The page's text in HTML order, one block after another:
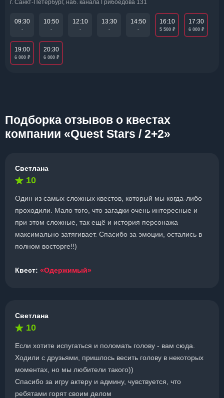
г. Санкт-Петербург, наб. канала Грибоедова 131
09:30
-
10:50
-
12:10
-
13:30
-
14:50
-
16:10
5 500 ₽
17:30
6 000 ₽
19:00
6 000 ₽
20:30
6 000 ₽
Подборка отзывов о квестах
компании «Quest Stars / 2+2»
Светлана
10
Один из самых сложных квестов, который мы когда-либо
проходили. Мало того, что загадки очень интересные и
при этом сложные, так ещё и история персонажа
максимально затягивает. Спасибо за эмоции, остались в
полном восторге!!)
Квест: «Одержимый»
Светлана
10
Если хотите испугаться и поломать голову - вам сюда.
Ходили с друзьями, пришлось весить голову в некоторых
моментах, но мы любители такого))
Спасибо за игру актеру и админу, чувствуется, что
ребятами горят своим делом